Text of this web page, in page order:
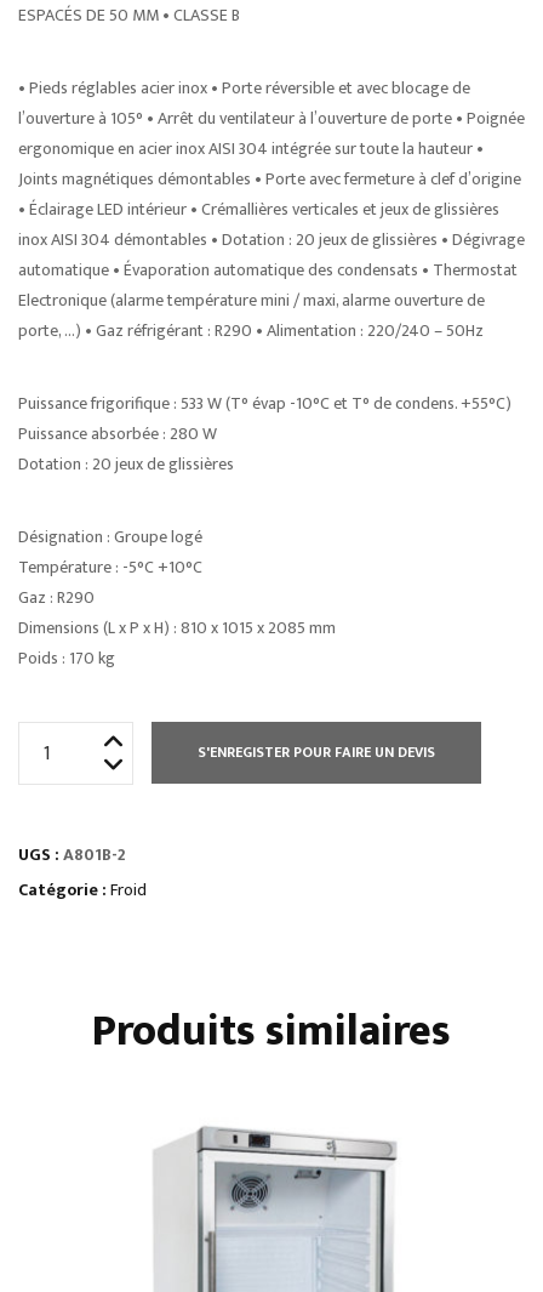
ESPACÉS DE 50 MM • CLASSE B
• Pieds réglables acier inox • Porte réversible et avec blocage de
l’ouverture à 105° • Arrêt du ventilateur à l’ouverture de porte • Poignée
ergonomique en acier inox AISI 304 intégrée sur toute la hauteur •
Joints magnétiques démontables • Porte avec fermeture à clef d’origine
• Éclairage LED intérieur • Crémallières verticales et jeux de glissières
inox AISI 304 démontables • Dotation : 20 jeux de glissières • Dégivrage
automatique • Évaporation automatique des condensats • Thermostat
Electronique (alarme température mini / maxi, alarme ouverture de
porte, …) • Gaz réfrigérant : R290 • Alimentation : 220/240 – 50Hz
Puissance frigorifique : 533 W (T° évap -10°C et T° de condens. +55°C)
Puissance absorbée : 280 W
Dotation : 20 jeux de glissières
Désignation : Groupe logé
Température : -5°C +10°C
Gaz : R290
Dimensions (L x P x H) : 810 x 1015 x 2085 mm
Poids : 170 kg
LITRES
PATISSIÈRE
S'ENREGISTER POUR FAIRE UN DEVIS
UGS :A801B-2
Catégorie :Froid
Produits similaires